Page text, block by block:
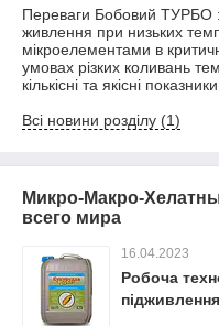
БІОХЕМ"
Переваги Бобовий ТУРБО :
живлення при низьких
мікроелементами в
умовах різких коливань
кількісні та якісні
Всі новини розділу (1)
Микро-Макро-
всего мира
16.04.2023
Робоча